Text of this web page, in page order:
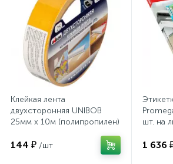
Клейкая лента
двухсторонняя UNIBOB
25мм х 10м (полипропилен)
144 ₽ /шт
шт. на
1 636
Сейфы оружейные
Системы хранения
Стеллажи
Столы
Столы обеденные